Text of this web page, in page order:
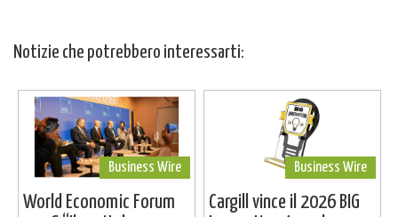
Notizie che potrebbero interessarti:
Business Wire
World Economic Forum
Business Wire
Cargill vince il 2026 BIG